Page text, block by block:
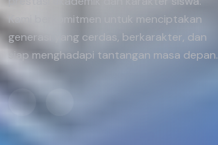
Kami berkomitmen untuk menciptakan
generasi yang cerdas, berkarakter, dan
siap menghadapi tantangan masa depan.